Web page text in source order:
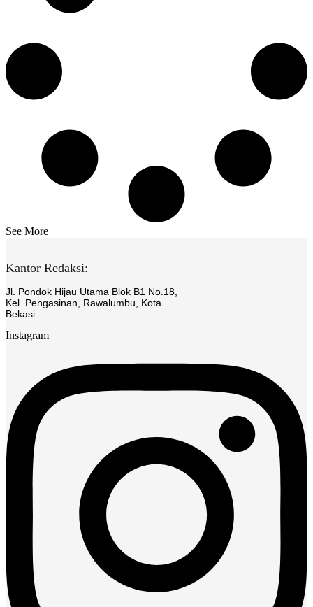
See More
Kantor Redaksi:
Jl. Pondok Hijau Utama Blok B1 No.18,
Kel. Pengasinan, Rawalumbu, Kota
Bekasi
Instagram